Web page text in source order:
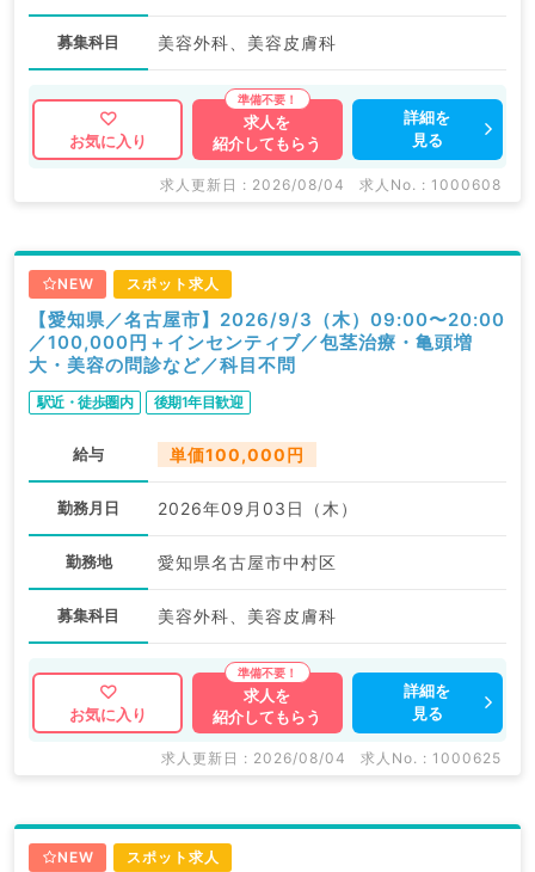
募集科目 美容外科、美容皮膚科
お気に入り
求人を
紹介してもらう
詳細を
見る
求人更新日 : 2026/08/04 求人No. : 1000608
NEW スポット求人
【愛知県／名古屋市】2026/9/3（木）09:00〜20:00
／100,000円＋インセンティブ／包茎治療・亀頭増
大・美容の問診など／科目不問
駅近・徒歩圏内 後期1年目歓迎
給与 単価100,000円
勤務月日 2026年09月03日（木）
勤務地 愛知県名古屋市中村区
募集科目 美容外科、美容皮膚科
お気に入り
求人を
紹介してもらう
詳細を
見る
求人更新日 : 2026/08/04 求人No. : 1000625
NEW スポット求人